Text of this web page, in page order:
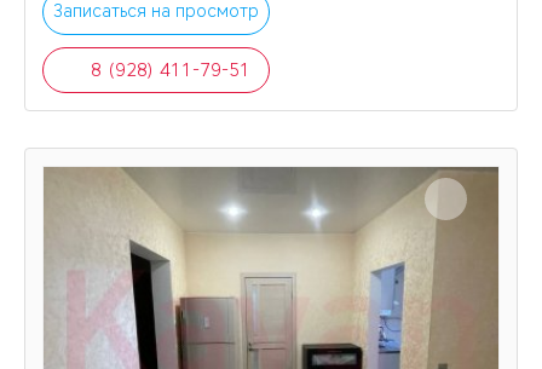
Записаться на просмотр
8 (928) 411-79-51